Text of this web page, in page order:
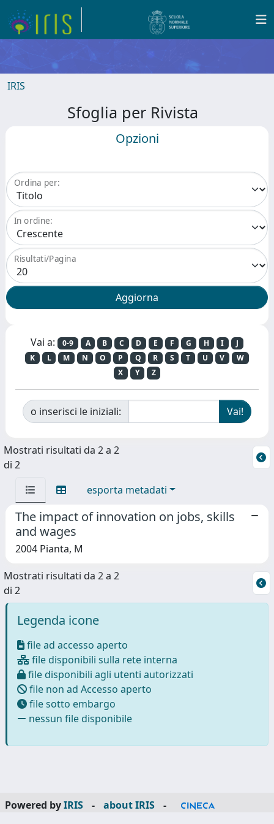
IRIS
Sfoglia per Rivista
Opzioni
Ordina per:
In ordine:
Risultati/Pagina
Vai a: 0-9 A B C D E F G H I
J
K
L M N O P Q R S T U V
W
X
Y Z
o inserisci le iniziali:
Mostrati risultati da 2 a 2
di 2
esporta metadati
The impact of innovation on jobs, skills
and wages
2004 Pianta, M
Mostrati risultati da 2 a 2
di 2
Legenda icone
file ad accesso aperto
file disponibili sulla rete interna
file disponibili agli utenti autorizzati
file non ad Accesso aperto
file sotto embargo
nessun file disponibile
Powered byIRIS - about IRIS
-